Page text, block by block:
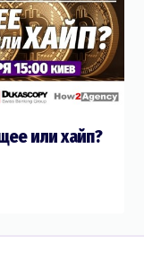
или хайп?